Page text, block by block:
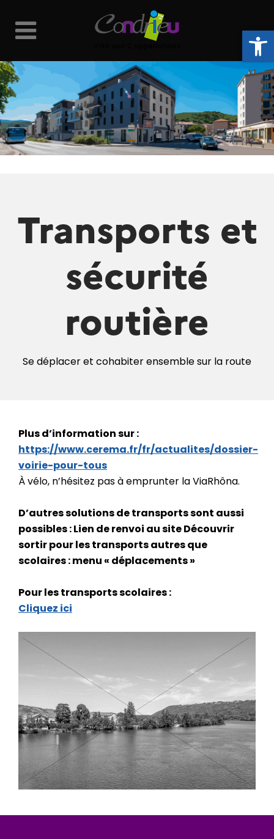
Ouvrir
Transports et
sécurité
routière
Se déplacer et cohabiter ensemble sur la route
Plus d’information sur :
https://www.cerema.fr/fr/actualites/dossier-
voirie-pour-tous
À vélo, n’hésitez pas à emprunter la ViaRhôna.
D’autres solutions de transports sont aussi
possibles : Lien de renvoi au site Découvrir
sortir pour les transports autres que
scolaires : menu « déplacements »
Pour les transports scolaires :
Cliquez ici